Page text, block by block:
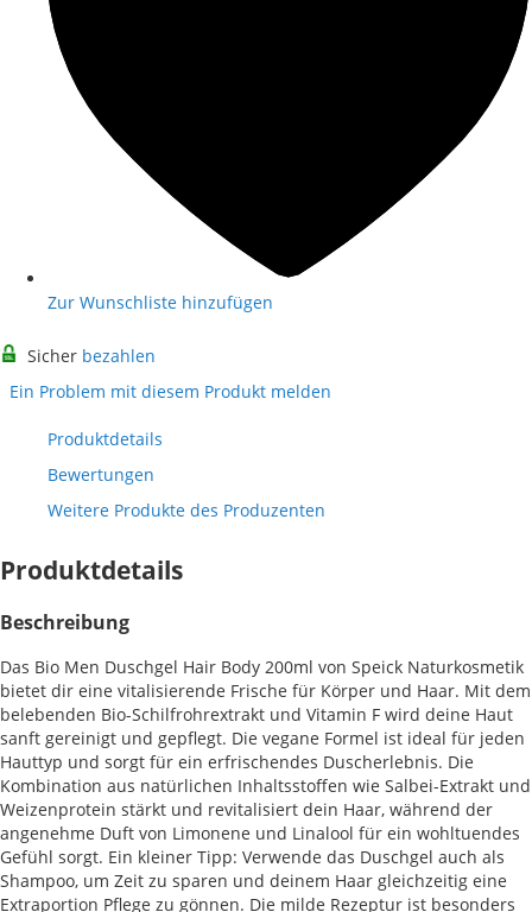
Zur Wunschliste hinzufügen
Sicher bezahlen
Ein Problem mit diesem Produkt melden
Produktdetails
Bewertungen
Weitere Produkte des Produzenten
Produktdetails
Beschreibung
Das Bio Men Duschgel Hair Body 200ml von Speick Naturkosmetik
bietet dir eine vitalisierende Frische für Körper und Haar. Mit dem
belebenden Bio-Schilfrohrextrakt und Vitamin F wird deine Haut
sanft gereinigt und gepflegt. Die vegane Formel ist ideal für jeden
Hauttyp und sorgt für ein erfrischendes Duscherlebnis. Die
Kombination aus natürlichen Inhaltsstoffen wie Salbei-Extrakt und
Weizenprotein stärkt und revitalisiert dein Haar, während der
angenehme Duft von Limonene und Linalool für ein wohltuendes
Gefühl sorgt. Ein kleiner Tipp: Verwende das Duschgel auch als
Shampoo, um Zeit zu sparen und deinem Haar gleichzeitig eine
Extraportion Pflege zu gönnen. Die milde Rezeptur ist besonders